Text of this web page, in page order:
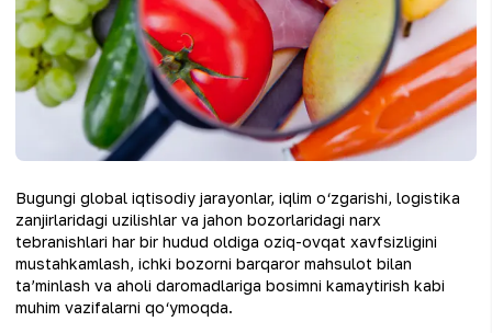
Bugungi global iqtisodiy jarayonlar, iqlim o‘zgarishi, logistika
zanjirlaridagi uzilishlar va jahon bozorlaridagi narx
tebranishlari har bir hudud oldiga oziq-ovqat xavfsizligini
mustahkamlash, ichki bozorni barqaror mahsulot bilan
ta’minlash va aholi daromadlariga bosimni kamaytirish kabi
muhim vazifalarni qo‘ymoqda.